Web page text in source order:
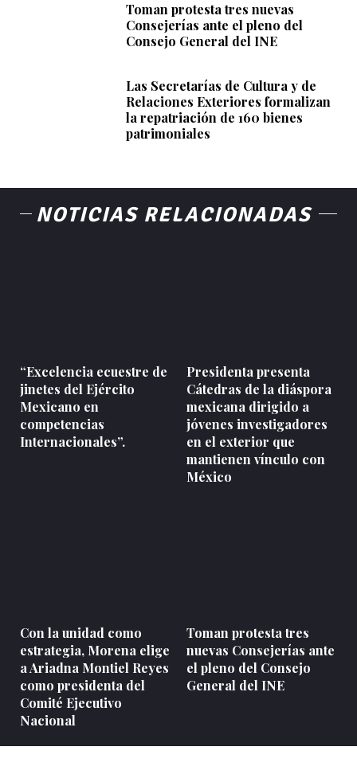
Toman protesta tres nuevas
Consejerías ante el pleno del
Consejo General del INE
Las Secretarías de Cultura y de
Relaciones Exteriores formalizan
la repatriación de 160 bienes
patrimoniales
NOTICIAS RELACIONADAS
“Excelencia ecuestre de
jinetes del Ejército
Mexicano en
competencias
Internacionales”.
Presidenta presenta
Cátedras de la diáspora
mexicana dirigido a
jóvenes investigadores
en el exterior que
mantienen vínculo con
México
Con la unidad como
estrategia, Morena elige
a Ariadna Montiel Reyes
como presidenta del
Comité Ejecutivo
Nacional
Toman protesta tres
nuevas Consejerías ante
el pleno del Consejo
General del INE